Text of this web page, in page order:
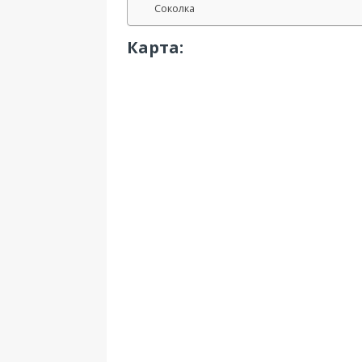
Соколка
Карта: